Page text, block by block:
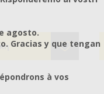
agosto.
Gracias y que tengan
à vos